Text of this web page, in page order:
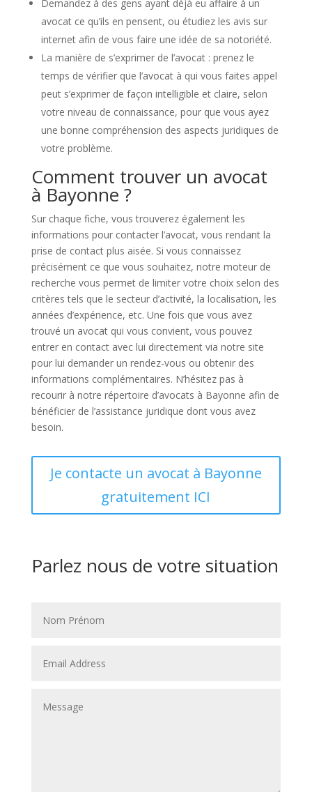
Demandez à des gens ayant déjà eu affaire à un
avocat ce qu’ils en pensent, ou étudiez les avis sur
internet afin de vous faire une idée de sa notoriété.
La manière de s’exprimer de l’avocat : prenez le
temps de vérifier que l’avocat à qui vous faites appel
peut s’exprimer de façon intelligible et claire, selon
votre niveau de connaissance, pour que vous ayez
une bonne compréhension des aspects juridiques de
votre problème.
Comment trouver un avocat
à Bayonne ?
Sur chaque fiche, vous trouverez également les
informations pour contacter l’avocat, vous rendant la
prise de contact plus aisée. Si vous connaissez
précisément ce que vous souhaitez, notre moteur de
recherche vous permet de limiter votre choix selon des
critères tels que le secteur d’activité, la localisation, les
années d’expérience, etc. Une fois que vous avez
trouvé un avocat qui vous convient, vous pouvez
entrer en contact avec lui directement via notre site
pour lui demander un rendez-vous ou obtenir des
informations complémentaires. N’hésitez pas à
recourir à notre répertoire d’avocats à Bayonne afin de
bénéficier de l’assistance juridique dont vous avez
besoin.
Je contacte un avocat à Bayonne
gratuitement ICI
Parlez nous de votre situation